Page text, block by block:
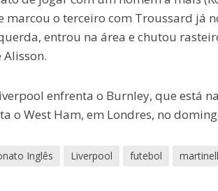
marcou o terceiro com Troussard já
entrou na área e chutou
enfrenta o Burnley, que está
o West Ham, em Londres, no
Inglês Liverpool futebol